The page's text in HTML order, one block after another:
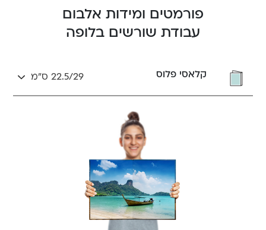
פורמטים ומידות אלבום
עבודת שורשים בלופה
קלאסי פלוס 22.5/29 ס״מ